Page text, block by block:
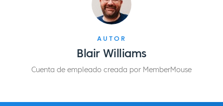
AUTOR
Blair Williams
Cuenta de empleado creada por MemberMouse